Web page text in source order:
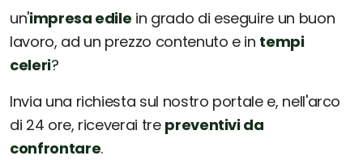
un'impresa edile in grado di eseguire un buon
lavoro, ad un prezzo contenuto e in tempi
celeri?
Invia una richiesta sul nostro portale e, nell'arco
di 24 ore, riceverai tre preventivi da
confrontare.